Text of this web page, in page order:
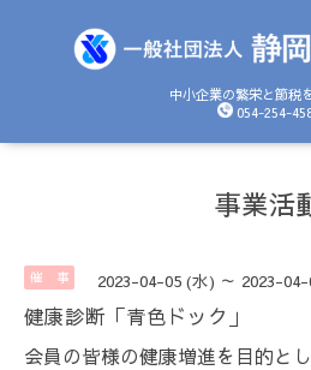
中小企業の繁栄と節税
054-254-
事業活
催 事 2023-04-05 (水) ～ 2023-
健康診断「青色ドック」
会員の皆様の健康増進を目的と